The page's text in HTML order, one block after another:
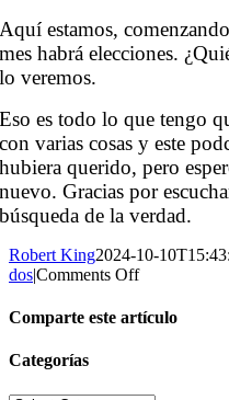
Aquí estamos,
mes habrá elecciones.
lo veremos.
Eso es todo lo que tengo
con varias cosas y este
hubiera querido, pero
nuevo. Gracias por
búsqueda de la verdad.
Robert King2024-10-
dos|Comments Offon
empuje
del
Comparte este artículo
Facebook
X
Reddit
Tumblr
Pinterest
Vk
Email
Categorías